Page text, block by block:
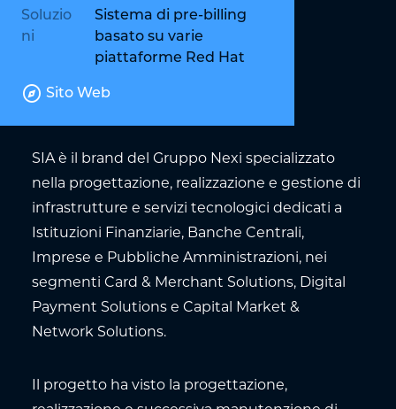
Soluzio
ni
Sistema di pre-billing
basato su varie
piattaforme Red Hat
explore Sito Web
SIA è il brand del Gruppo Nexi specializzato
nella progettazione, realizzazione e gestione di
infrastrutture e servizi tecnologici dedicati a
Istituzioni Finanziarie, Banche Centrali,
Imprese e Pubbliche Amministrazioni, nei
segmenti Card & Merchant Solutions, Digital
Payment Solutions e Capital Market &
Network Solutions.
Il progetto ha visto la progettazione,